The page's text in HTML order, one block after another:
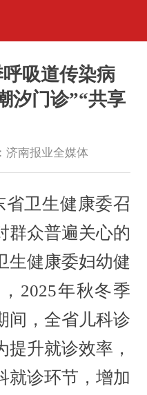
吸道传染病
汐门诊”“共享
济南报业全媒体
卫生健康委召
群众普遍关心的
生健康委妇幼健
2025年秋冬季
间，全省儿科诊
升就诊效率，
就诊环节，增加